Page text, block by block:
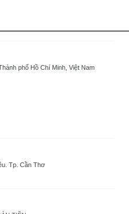
phố Hồ Chí Minh, Việt Nam
Tp. Cần Thơ